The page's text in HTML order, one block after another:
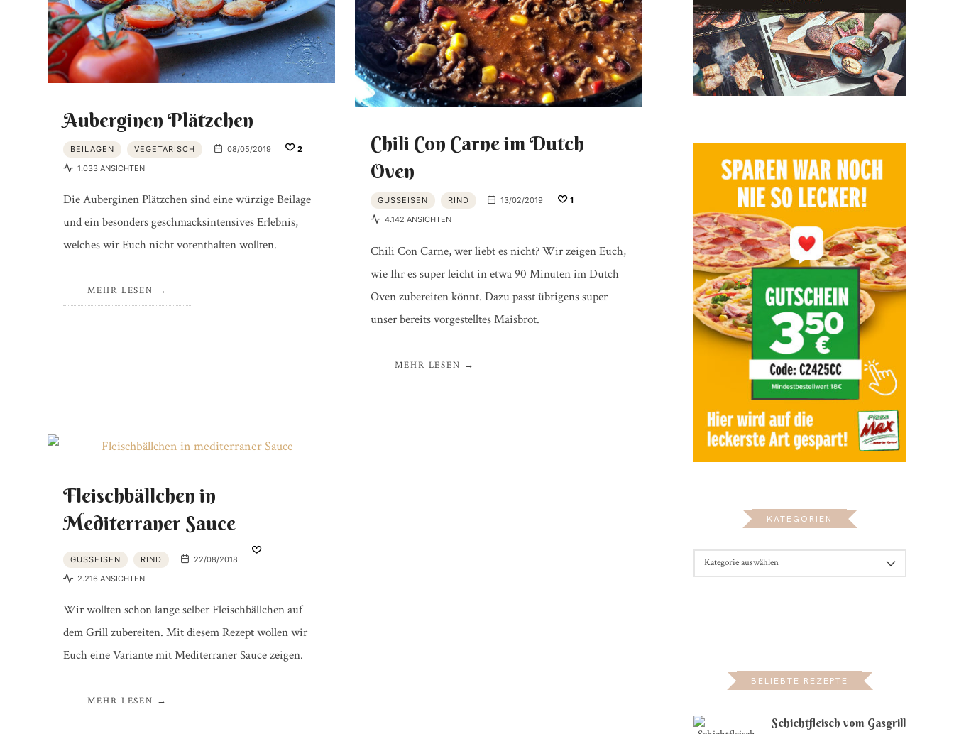
PRODUKTTESTS
|
BBQ
Auberginen Plätzchen
BEILAGEN VEGETARISCH 08/05/2019
2
1.033 ANSICHTEN
Die Auberginen Plätzchen sind eine würzige Beilage
und ein besonders geschmacksintensives Erlebnis,
welches wir Euch nicht vorenthalten wollten.
MEHR LESEN
Chili Con Carne im Dutch
Oven
GUSSEISEN RIND 13/02/2019
1
4.142 ANSICHTEN
Chili Con Carne, wer liebt es nicht? Wir zeigen Euch,
wie Ihr es super leicht in etwa 90 Minuten im Dutch
Oven zubereiten könnt. Dazu passt übrigens super
unser bereits vorgestelltes Maisbrot.
MEHR LESEN
Fleischbällchen in
Mediterraner Sauce
GUSSEISEN RIND
22/08/2018
2.216 ANSICHTEN
Wir wollten schon lange selber Fleischbällchen auf
dem Grill zubereiten. Mit diesem Rezept wollen wir
Euch eine Variante mit Mediterraner Sauce zeigen.
MEHR LESEN
KATEGORIEN
BELIEBTE REZEPTE
Schichtfleisch vom Gasgrill